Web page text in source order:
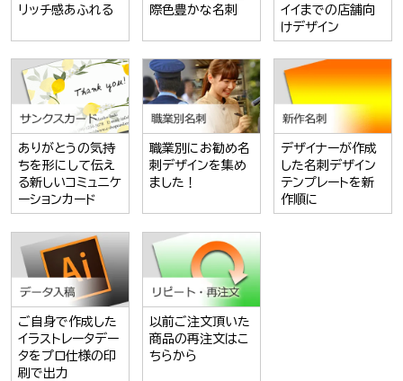
リッチ感あふれる
際色豊かな名刺
イイまでの店舗向
けデザイン
ありがとうの気持
ちを形にして伝え
る新しいコミュニケ
ーションカード
職業別にお勧め名
刺デザインを集め
ました！
デザイナーが作成
した名刺デザイン
テンプレートを新
作順に
ご自身で作成した
イラストレータデー
タをプロ仕様の印
刷で出力
以前ご注文頂いた
商品の再注文はこ
ちらから